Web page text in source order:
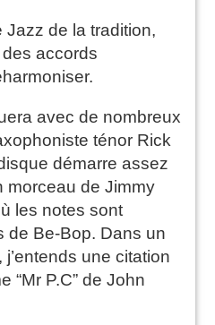
Jazz de la tradition,
accords
avec de nombreux
ténor Rick
démarre assez
morceau de Jimmy
les notes sont
de Be-Bop. Dans un
une citation
“Mr P.C” de John